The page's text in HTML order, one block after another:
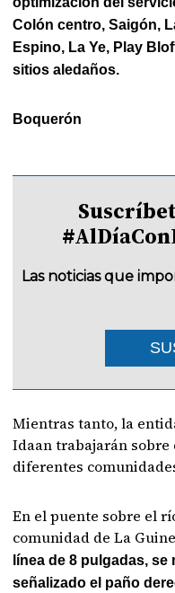
Colón centro, Saigón,
Espino, La Ye, Play
sitios aledaños.
Boquerón
Las noticias que
Mientras tanto, la
Idaan trabajarán sobre
diferentes
En el puente sobre el
comunidad de La
línea de 8 pulgadas,
señalizado el paño